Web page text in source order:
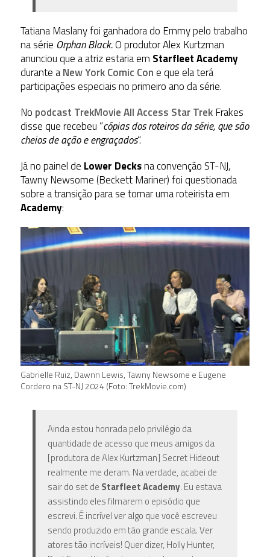
Tatiana Maslany foi ganhadora do Emmy pelo trabalho
na série Orphan Black.O produtor Alex Kurtzman
anunciou que a atriz estaria em Starfleet Academy
durante aNew York Comic Cone que ela terá
participações especiais no primeiro ano da série.
No podcast TrekMovie All Access Star TrekFrakes
disse que recebeu “cópias dos roteiros da série, que são
cheios de ação e engraçados“.
Já no painel de Lower Decksna convenção ST-NJ,
Tawny Newsome (Beckett Mariner) foi questionada
sobre a transição para se tornar uma roteirista em
Academy:
Gabrielle Ruiz, Dawnn Lewis, Tawny Newsome e Eugene
Cordero na ST-NJ 2024 (Foto: TrekMovie.com)
Ainda estou honrada pelo privilégio da
quantidade de acesso que meus amigos da
[produtora de Alex Kurtzman] Secret Hideout
realmente me deram. Na verdade, acabei de
sair do set de Starfleet Academy. Eu estava
assistindo eles filmarem o episódio que
escrevi. É incrível ver algo que você escreveu
sendo produzido em tão grande escala. Ver
atores tão incríveis! Quer dizer, Holly Hunter,